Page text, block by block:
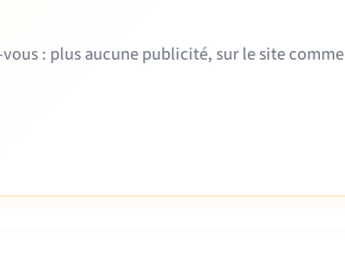
: plus aucune publicité, sur le site comme